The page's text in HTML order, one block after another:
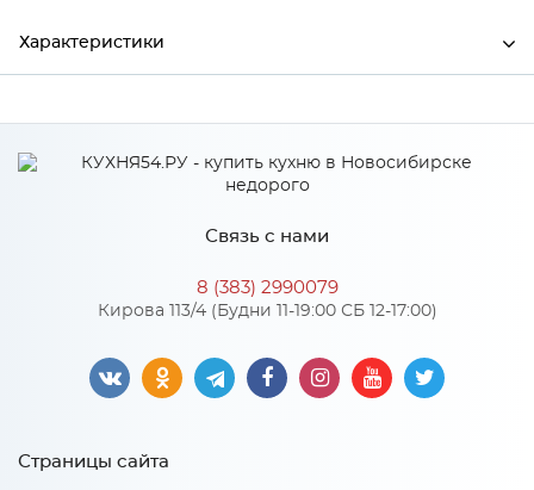
Характеристики
Высота 2200
Ясень шимо темный/Ясень
Материал ЛДСП
Особенности
Связь с нами
8 (383) 2990079
Кирова 113/4 (Будни 11-19:00 СБ 12-17:00)
Страницы сайта